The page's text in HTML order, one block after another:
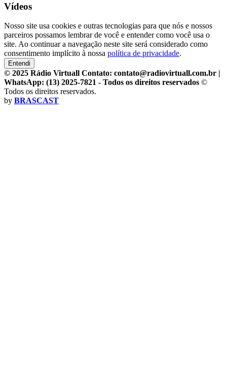
Vídeos
Nosso site usa cookies e outras tecnologias para que nós e nossos
parceiros possamos lembrar de você e entender como você usa o
site. Ao continuar a navegação neste site será considerado como
consentimento implícito à nossa política de privacidade.
Entendi
© 2025 Rádio Virtuall Contato: contato@radiovirtuall.com.br |
WhatsApp: (13) 2025-7821 - Todos os direitos reservados ©
Todos os direitos reservados.
by BRASCAST